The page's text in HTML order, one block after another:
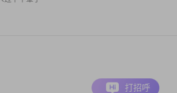
打招呼